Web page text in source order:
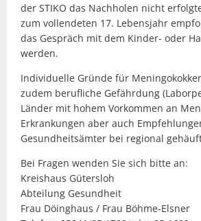
der STIKO das Nachholen nicht
zum vollendeten 17. Lebensjahr
das Gespräch mit dem Kinder- oder
werden.
Individuelle Gründe für
zudem berufliche Gefährdung
Länder mit hohem Vorkommen an
Erkrankungen aber auch
Gesundheitsämter bei regional
Bei Fragen wenden Sie sich bitte an:
Kreishaus Gütersloh
Abteilung Gesundheit
Frau Döinghaus / Frau Böhme-Elsner